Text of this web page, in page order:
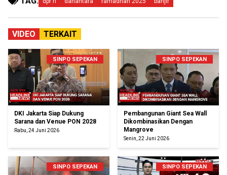
VIDEO TERKAIT
SINPO SEPEKAN
DKI Jakarta Siap Dukung
Sarana dan Venue PON 2028
Rabu, 24 Juni 2026
SINPO SEPEKAN
Pembangunan Giant Sea Wall
Dikombinasikan Dengan
Mangrove
Senin, 22 Juni 2026
SINPO SEPEKAN SINPO SEPEKAN